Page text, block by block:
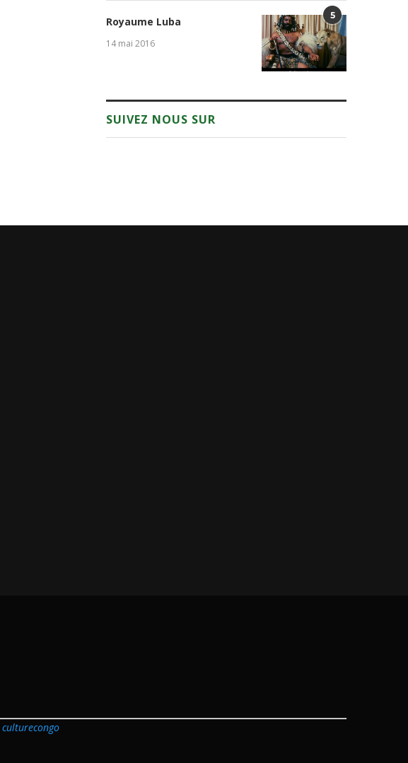
5
Royaume Luba
14 mai 2016
SUIVEZ NOUS SUR
culturecongo